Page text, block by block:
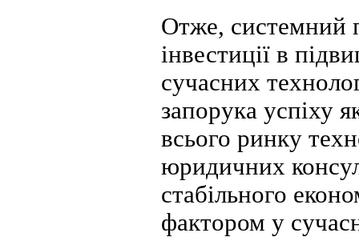
Отже, системний
інвестиції в
сучасних
запорука успіху
всього ринку
юридичних
стабільного
фактором у